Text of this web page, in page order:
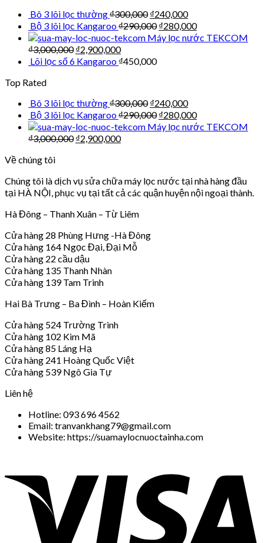
Bô 3 lõi lọc thường₫300,000 ₫240,000
Bộ 3 lõi lọc Kangaroo₫290,000 ₫280,000
Máy lọc nước TEKCOM
₫3,000,000 ₫2,900,000
Lõi lọc số 6 Kangaroo ₫450,000
Top Rated
Bô 3 lõi lọc thường₫300,000 ₫240,000
Bộ 3 lõi lọc Kangaroo₫290,000 ₫280,000
Máy lọc nước TEKCOM
₫3,000,000 ₫2,900,000
Về chúng tôi
Chúng tôi là dịch vụ sửa chữa máy lọc nước tại nhà hàng đầu
tại HÀ NỘI, phục vụ tại tất cả các quận huyện nội ngoại thành.
Hà Đông – Thanh Xuân – Từ Liêm
Cửa hàng 28 Phùng Hưng -Hà Đông
Cửa hàng 164 Ngọc Đại, Đại Mỗ
Cửa hàng 22 cầu dậu
Cửa hàng 135 Thanh Nhàn
Cửa hàng 139 Tam Trinh
Hai Bà Trưng – Ba Đình – Hoàn Kiếm
Cửa hàng 524 Trường Trinh
Cửa hàng 102 Kim Mã
Cửa hàng 85 Láng Hạ
Cửa hàng 241 Hoàng Quốc Việt
Cửa hàng 539 Ngô Gia Tự
Liên hệ
Hotline: 093 696 4562
Email: tranvankhang79@gmail.com
Website: https://suamaylocnuoctainha.com